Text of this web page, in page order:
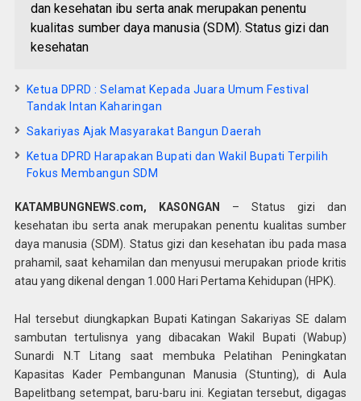
dan kesehatan ibu serta anak merupakan penentu
kualitas sumber daya manusia (SDM). Status gizi dan
kesehatan
Ketua DPRD : Selamat Kepada Juara Umum Festival
Tandak Intan Kaharingan
Sakariyas Ajak Masyarakat Bangun Daerah
Ketua DPRD Harapakan Bupati dan Wakil Bupati Terpilih
Fokus Membangun SDM
KATAMBUNGNEWS.com, KASONGAN
– Status gizi dan
kesehatan ibu serta anak merupakan penentu kualitas sumber
daya manusia (SDM). Status gizi dan kesehatan ibu pada masa
prahamil, saat kehamilan dan menyusui merupakan priode kritis
atau yang dikenal dengan 1.000 Hari Pertama Kehidupan (HPK).
Hal tersebut diungkapkan Bupati Katingan Sakariyas SE dalam
sambutan tertulisnya yang dibacakan Wakil Bupati (Wabup)
Sunardi N.T Litang saat membuka Pelatihan Peningkatan
Kapasitas Kader Pembangunan Manusia (Stunting), di Aula
Bapelitbang setempat, baru-baru ini. Kegiatan tersebut, digagas